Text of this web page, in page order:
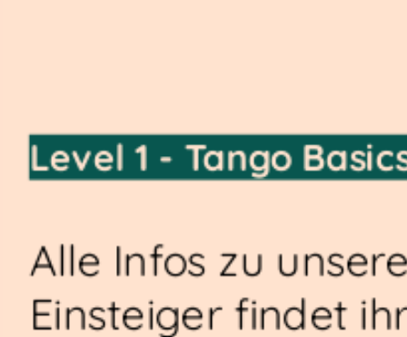
Level 1 - Tango
Alle Infos zu
Einsteiger findet